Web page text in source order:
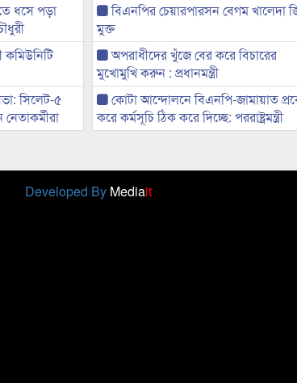
ধসে পড়া
কমিউনিটি
সিলেট-৫
বিএনপির চেয়ারপারসন বেগম খালেদা
মুক্ত
অপরাধীদের খুঁজে বের করে বিচারের
মুখোমুখি করুন : প্রধানমন্ত্রী
কোটা আন্দোলনে বিএনপি-জামায়াত
করে কর্মসূচি ঠিক করে দিচ্ছে: পররাষ্ট্রমন্ত্রী
Developed By Mediait